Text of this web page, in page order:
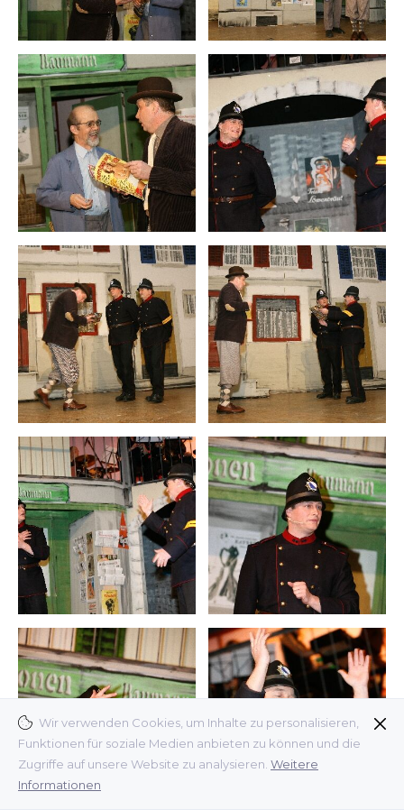
Wir verwenden Cookies, um Inhalte zu personalisieren,
Funktionen für soziale Medien anbieten zu können und die
Zugriffe auf unsere Website zu analysieren. Weitere
Informationen